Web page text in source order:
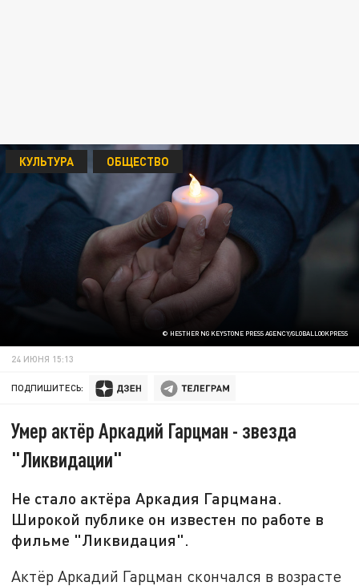
© HESTHER NG KEYSTONE PRESS AGENCY/GLOBALLOOKPRESS
КУЛЬТУРА ОБЩЕСТВО
24 ИЮНЯ 15:13
ПОДПИШИТЕСЬ:
Умер актёр Аркадий Гарцман - звезда
"Ликвидации"
Не стало актёра Аркадия Гарцмана.
Широкой публике он известен по работе в
фильме "Ликвидация".
Актёр Аркадий Гарцман скончался в возрасте